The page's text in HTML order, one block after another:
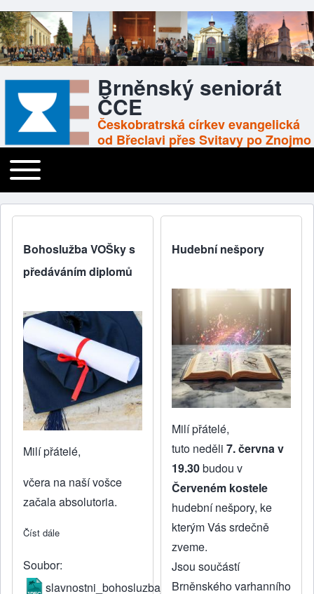
Brněnský seniorát
ČCE
Českobratrská církev evangelická
od Břeclavi přes Svitavy po Znojmo
Main navigation
Toggle main menu
Bohoslužba VOŠky s
předáváním diplomů
Milí přátelé,
včera na naší vošce
začala absolutoria.
Číst dále about Bohoslužba VOŠky s předáváním diplomů
Soubor
slavnostni_bohosluzba_ea.jpg
Hudební nešpory
Milí přátelé,
tuto neděli 7. června v
19.30budou v
Červeném kostele
hudební nešpory, ke
kterým Vás srdečně
zveme.
Jsou součástí
Brněnského varhanního